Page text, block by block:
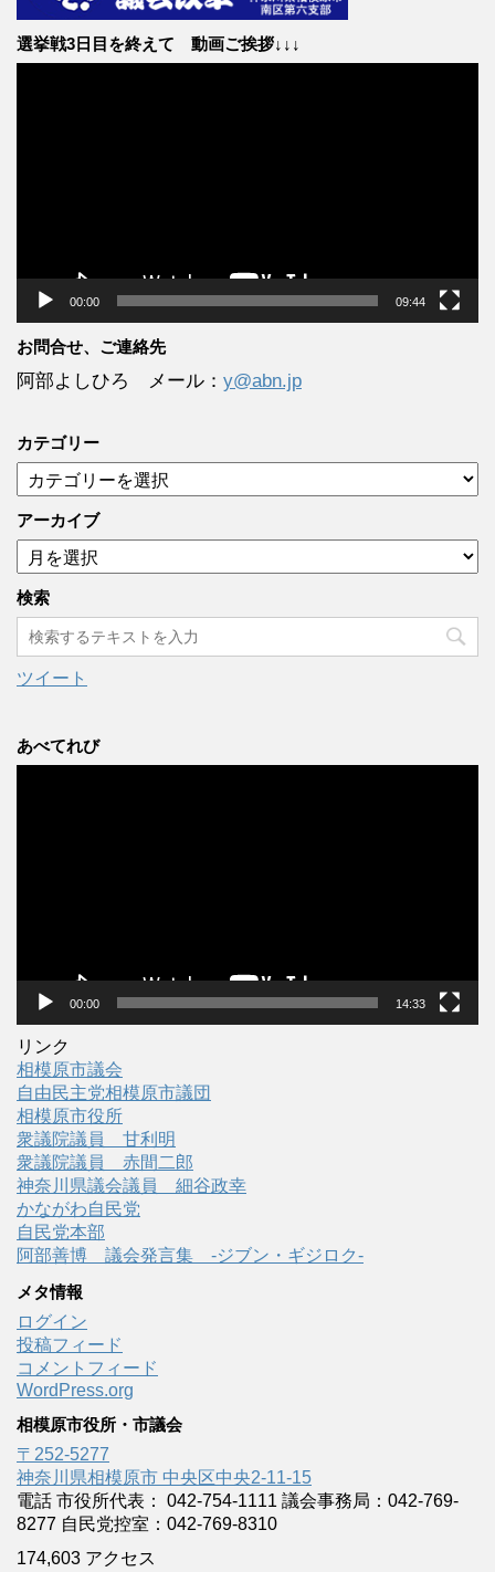
選挙戦3日目を終えて 動画ご挨拶↓↓↓
00:00 09:44
お問合せ、ご連絡先
阿部よしひろ メール： y@abn.jp
カテゴリー
テ
ゴ
リ
ー
アーカイブ
ア
ー
カ
イ
ブ
検索
ツイート
あべてれび
00:00 14:33
リンク
相模原市議会
自由民主党相模原市議団
相模原市役所
衆議院議員 甘利明
衆議院議員 赤間二郎
神奈川県議会議員 細谷政幸
かながわ自民党
自民党本部
阿部善博 議会発言集 -ジブン・ギジロク-
メタ情報
ログイン
投稿フィード
コメントフィード
WordPress.org
相模原市役所・市議会
〒252-5277
神奈川県相模原市 中央区中央2-11-15
電話 市役所代表： 042-754-1111 議会事務局：042-769-
8277 自民党控室：042-769-8310
174,603 アクセス